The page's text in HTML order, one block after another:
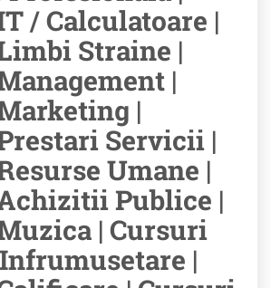
/ Calculatoare |
Straine |
|
|
Servicii |
Umane |
Publice |
| Cursuri
|